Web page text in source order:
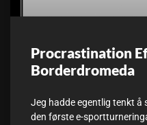
Procrastination
Borderdromeda
Jeg hadde egentlig tenkt å
den første e-